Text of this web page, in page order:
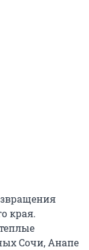
края.
Сочи, Анапе